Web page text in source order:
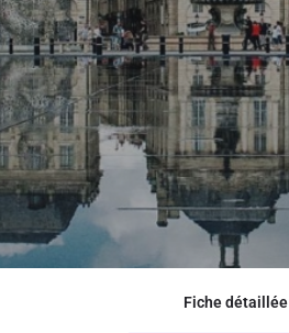
Fiche détaillée